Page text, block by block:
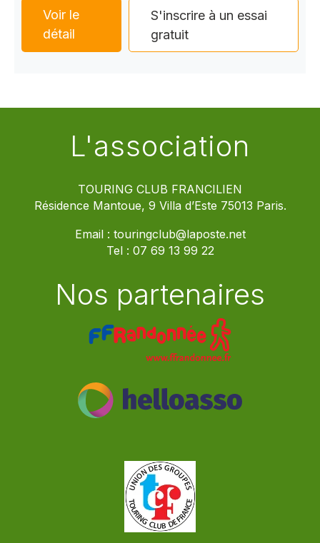
Voir le
détail
S'inscrire à un essai
gratuit
L'association
TOURING CLUB FRANCILIEN
Résidence Mantoue, 9 Villa d’Este 75013 Paris.
Email : touringclub@laposte.net
Tel : 07 69 13 99 22
Nos partenaires